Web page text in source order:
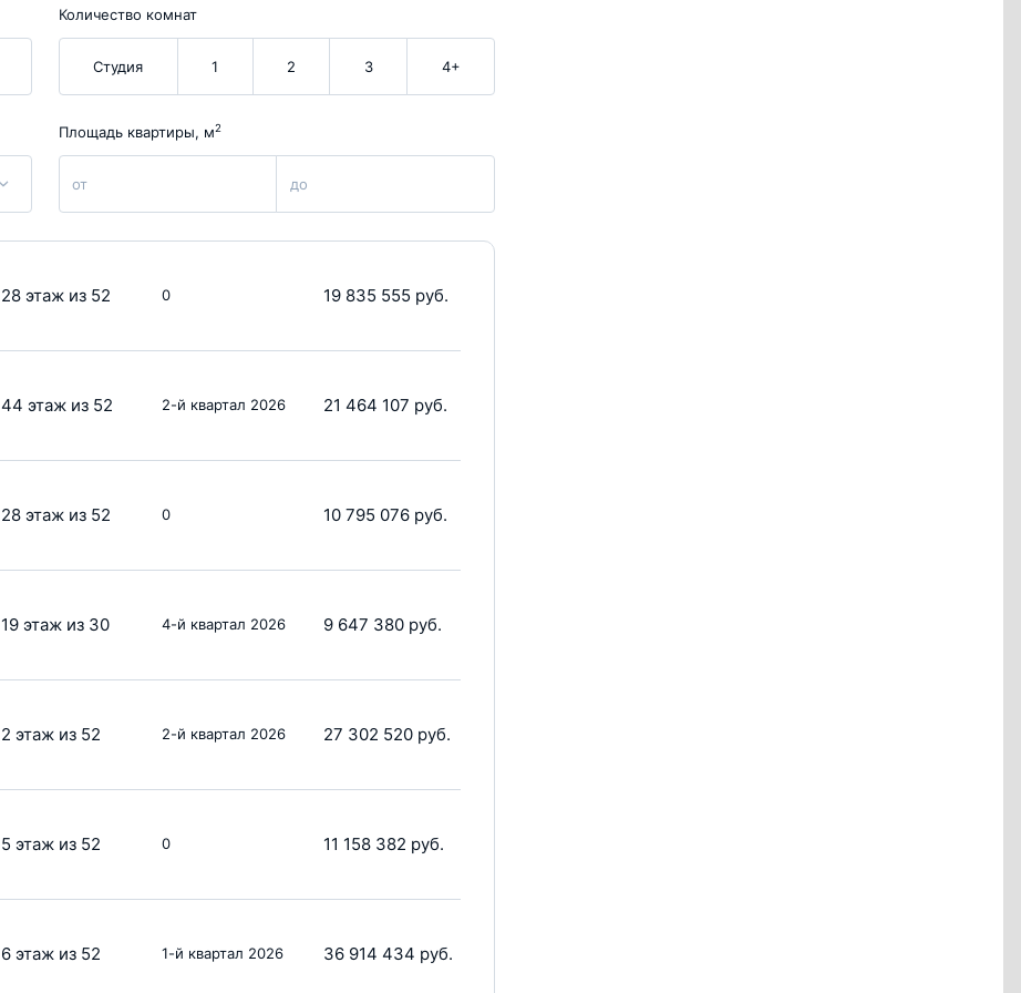
Количество комнат
Студия 1 2 3 4+
Площадь квартиры, м2
от до
28 этаж из 52 0 19 835 555 руб.
44 этаж из 52 2-й квартал 2026 21 464 107 руб.
28 этаж из 52 0 10 795 076 руб.
19 этаж из 30 4-й квартал 2026 9 647 380 руб.
2 этаж из 52 2-й квартал 2026 27 302 520 руб.
5 этаж из 52 0 11 158 382 руб.
6 этаж из 52 1-й квартал 2026 36 914 434 руб.